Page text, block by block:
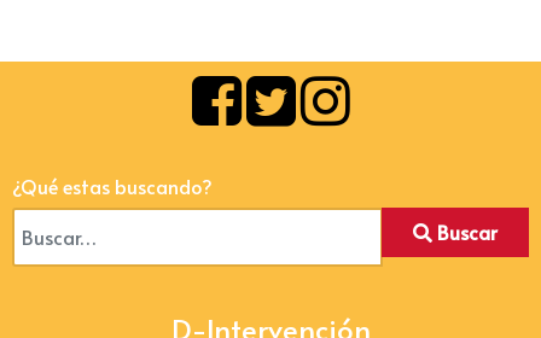
¿Qué estas buscando?
Buscar
D-Intervención